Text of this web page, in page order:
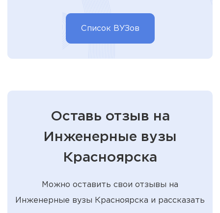
Список ВУЗов
Оставь отзыв на
Инженерные вузы
Красноярска
Можно оставить свои отзывы на
Инженерные вузы Красноярска и рассказать